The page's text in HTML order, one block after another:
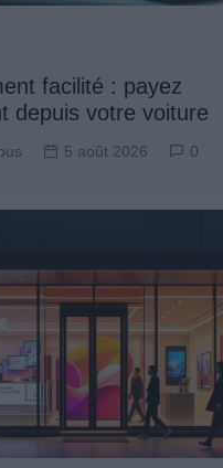
facilité : payez
depuis votre voiture
5 août 2026 0